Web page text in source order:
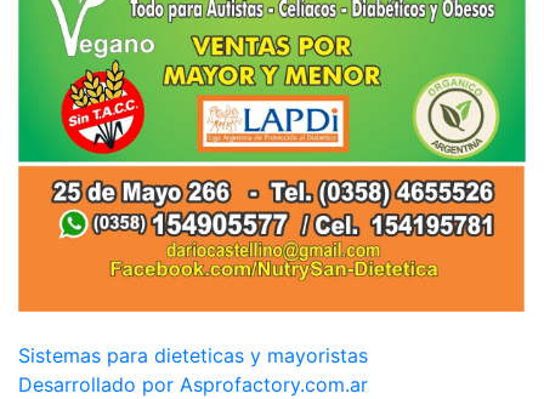
Sistemas para dieteticas y mayoristas
Desarrollado por Asprofactory.com.ar